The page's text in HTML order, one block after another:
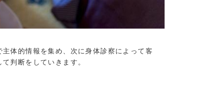
体的情報を集め、次に身体診察によって客
判断をしていきます。